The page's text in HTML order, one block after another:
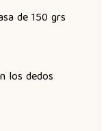
de 150 grs
los dedos